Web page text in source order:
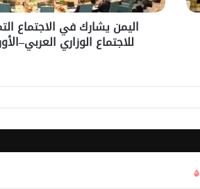
العربي–
الأوروبياليمن يشارك في الاجتماع
للاجتماع الوزاري
*